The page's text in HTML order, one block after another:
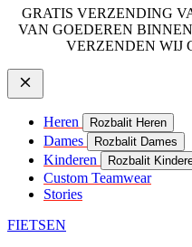
GRATIS VERZENDING
VAN GOEDEREN
VERZENDEN WIJ
Heren Rozbalit Heren
Dames Rozbalit Dames
Kinderen Rozbalit
Custom Teamwear
Stories
FIETSEN